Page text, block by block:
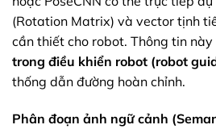
(Rotation Matrix) và vector tịnh
cần thiết cho robot. Thông tin này
trong điều khiển robot (robot
thống dẫn đường hoàn chỉnh.
Phân đoạn ảnh ngữ cảnh